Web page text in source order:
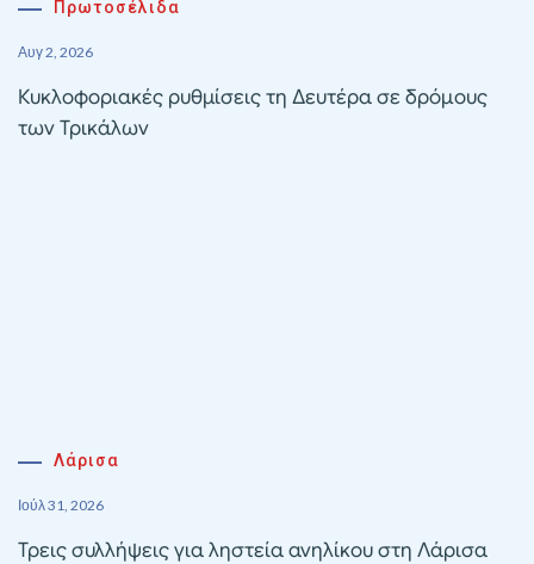
Πρωτοσέλιδα
Αυγ 2, 2026
Κυκλοφοριακές ρυθμίσεις τη Δευτέρα σε δρόμους
των Τρικάλων
Λάρισα
Ιούλ 31, 2026
Τρεις συλλήψεις για ληστεία ανηλίκου στη Λάρισα